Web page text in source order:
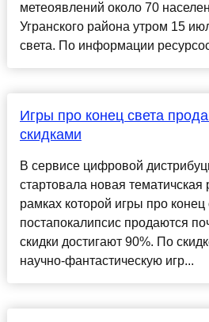
метеоявлений около 70
Угранского района утром 15
света. По информации
Игры про конец света
скидками
В сервисе цифровой
стартовала новая тематичская
рамках которой игры про конец
постапокалипсис продаются
скидки достигают 90%. По
научно-фантастическую игр...